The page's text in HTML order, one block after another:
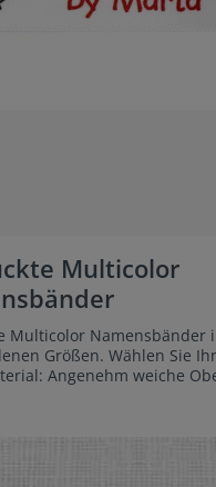
Multicolor
Multicolor Namensbänder
Größen. Wählen Sie
Angenehm weiche
ohne Kratzen.
farbecht und